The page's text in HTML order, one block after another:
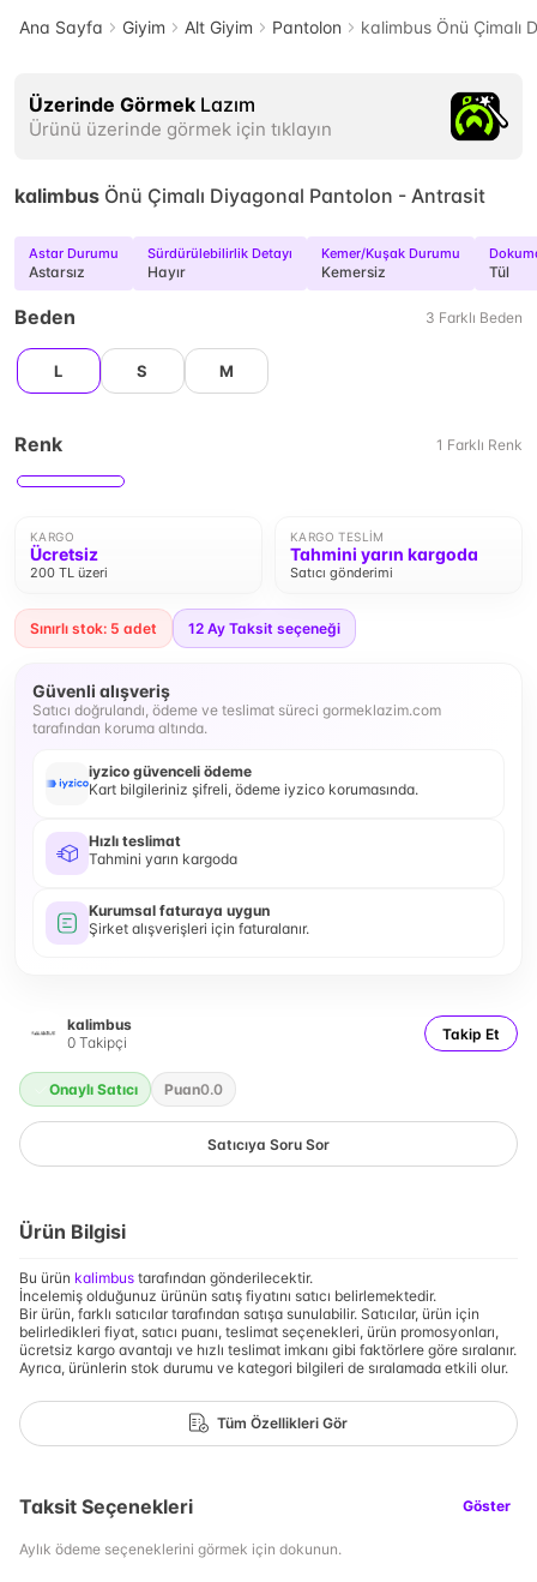
Ana Sayfa Giyim Alt Giyim Pantolon kalimbus Önü Çimalı
Üzerinde Görmek Lazım
Ürünü üzerinde görmek için tıklayın
kalimbus Önü Çimalı Diyagonal Pantolon - Antrasit
Astar Durumu
Astarsız
Sürdürülebilirlik Detayı
Hayır
Kemer/Kuşak Durumu
Kemersiz Tül
Beden 3 Farklı Beden
L S M
Renk 1 Farklı Renk
KARGO
Ücretsiz
200 TL üzeri
KARGO TESLIM
Tahmini yarın kargoda
Satıcı gönderimi
Sınırlı stok: 5 adet 12 Ay Taksit seçeneği
Güvenli alışveriş
Satıcı doğrulandı, ödeme ve teslimat süreci gormeklazim.com
tarafından koruma altında.
iyzico güvenceli ödeme
Kart bilgileriniz şifreli, ödeme iyzico korumasında.
Hızlı teslimat
Tahmini yarın kargoda
Kurumsal faturaya uygun
Şirket alışverişleri için faturalanır.
kalimbus
0 Takipçi Takip Et
Onaylı Satıcı Puan0.0
Satıcıya Soru Sor
Ürün Bilgisi
Bu ürün kalimbus tarafından gönderilecektir.
İncelemiş olduğunuz ürünün satış fiyatını satıcı belirlemektedir.
Bir ürün, farklı satıcılar tarafından satışa sunulabilir. Satıcılar, ürün için
belirledikleri fiyat, satıcı puanı, teslimat seçenekleri, ürün promosyonları,
ücretsiz kargo avantajı ve hızlı teslimat imkanı gibi faktörlere göre sıralanır.
Ayrıca, ürünlerin stok durumu ve kategori bilgileri de sıralamada etkili olur.
Tüm Özellikleri Gör
Taksit Seçenekleri Göster
Aylık ödeme seçeneklerini görmek için dokunun.